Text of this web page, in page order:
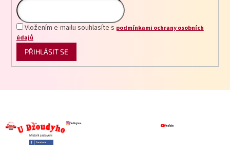
Vložením e-mailu souhlasíte s podmínkami ochrany osobních
údajů
PŘIHLÁSIT SE